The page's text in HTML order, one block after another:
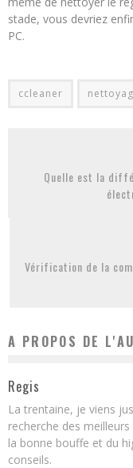
stade, vous devriez
PC.
ccleaner
Quelle est la
Vérification de la
A PROPOS DE
Regis
La trentaine, je viens
recherche des
la bonne bouffe et du
conseils.